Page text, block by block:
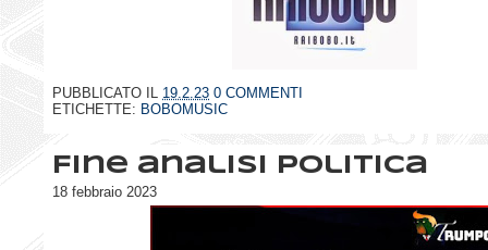
PUBBLICATO IL 19.2.23 0 COMMENTI
ETICHETTE: BOBOMUSIC
Fine analisi politica
18 febbraio 2023